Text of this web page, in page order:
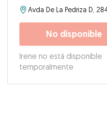
No disponible
Irene no está disponible
temporalmente